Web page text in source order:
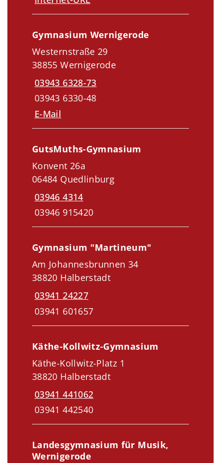
Gymnasium Wernigerode
Westernstraße 29
38855 Wernigerode
03943 6328-73
03943 6330-48
E-Mail
GutsMuths-Gymnasium
Konvent 26a
06484 Quedlinburg
03946 4314
03946 915420
Gymnasium "Martineum"
Am Johannesbrunnen 34
38820 Halberstadt
03941 24227
03941 601657
Käthe-Kollwitz-Gymnasium
Käthe-Kollwitz-Platz 1
38820 Halberstadt
03941 441062
03941 442540
Landesgymnasium für Musik,
Wernigerode